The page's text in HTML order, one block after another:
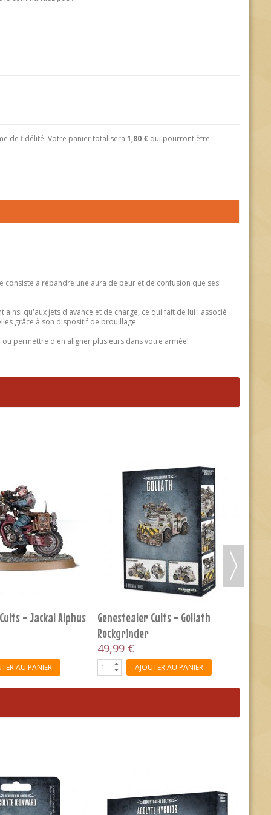
de fidélité. Votre panier totalisera 1,80 € qui pourront être
à répandre une aura de peur et de confusion que ses
qu'aux jets d'avance et de charge, ce qui fait de lui l'associé
grâce à son dispositif de brouillage.
permettre d'en aligner plusieurs dans votre armée!
- Atalan
AU PANIER
Genestealer Cult - Saboteur
Reductus
27,99 €
AJOUTER AU PANIER